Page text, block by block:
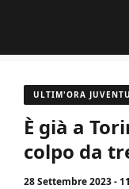
contenuto
ULTIM'ORA
È già a
colpo da
28 Settembre 2023 -